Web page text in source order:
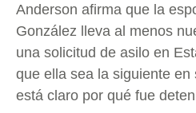
Anderson afirma que la
González lleva al menos
una solicitud de asilo en
que ella sea la siguiente en
está claro por qué fue